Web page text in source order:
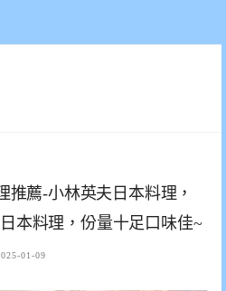
推薦-小林英夫日本料理，
本料理，份量十足口味佳~
01-09